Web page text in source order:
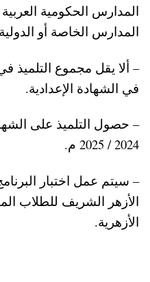
المدارس الحكومية العربية
المدارس الخاصة أو
في الشهادة الإعدادية.
– حصول التلميذ على
2024 / 2025 م.
– سيتم عمل اختبار
الأزهر الشريف للطلاب
الأزهرية.